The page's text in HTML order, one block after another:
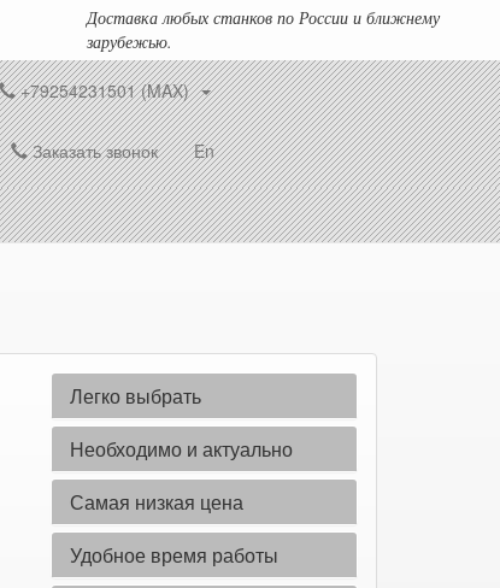
Доставка любых станков по России и ближнему
зарубежью.
+79254231501 (MAX)
Заказать звонок En
Легко выбрать
Необходимо и актуально
Самая низкая цена
Удобное время работы